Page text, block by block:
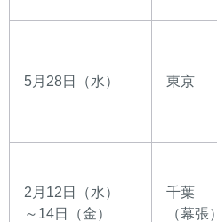
5月28日（水） 東京
2月12日（水）
～14日（金）
千葉
（幕張）